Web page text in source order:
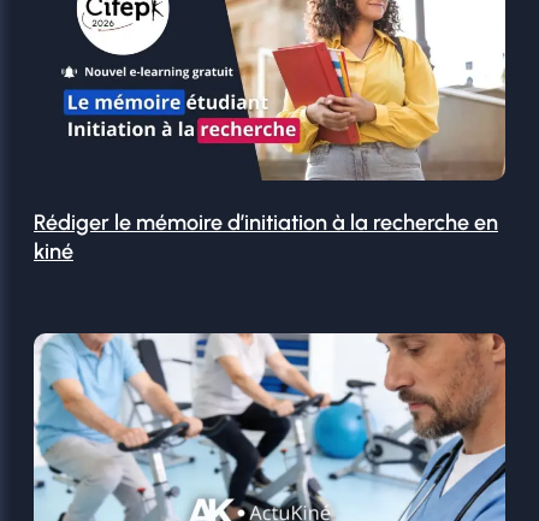
Rédiger le mémoire d’initiation à la recherche en
kiné